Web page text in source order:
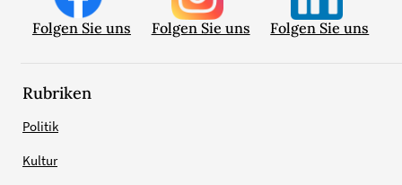
Folgen Sie uns Folgen Sie uns Folgen Sie uns
Rubriken
Politik
Kultur